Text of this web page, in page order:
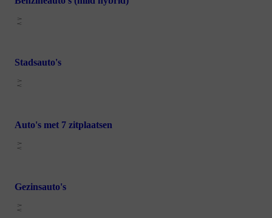
Stadsauto's
Auto's met 7 zitplaatsen
Gezinsauto's